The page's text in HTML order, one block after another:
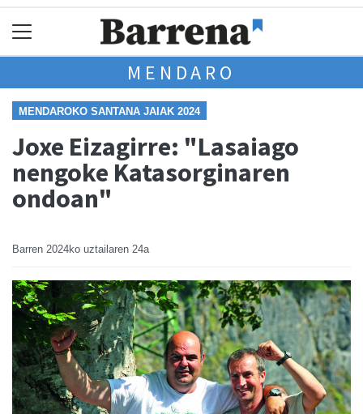
MENDARO
MENDAROKO SANTANA JAIAK 2024
Joxe Eizagirre: "Lasaiago
nengoke Katasorginaren
ondoan"
Barren 2024ko uztailaren 24a